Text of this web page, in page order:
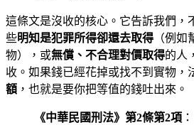
這條文是沒收的核心。它告訴我們，
些明知是犯罪所得卻還去取得 （例
物），或無償、不合理對價取得的人
收。如果錢已經花掉或找不到實物，
額 ，也就是要你把等值的錢吐出來。
《中華民國刑法》第2條第2項